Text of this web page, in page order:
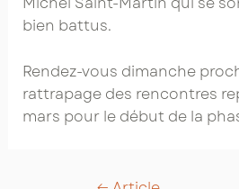
bien battus.
Rendez-vous dimanche
rattrapage des rencontres
mars pour le début de la